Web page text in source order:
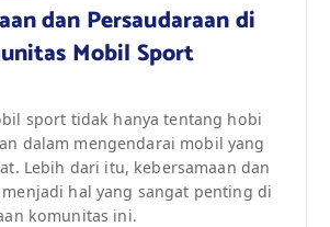
dan Persaudaraan di
Mobil Sport
sport tidak hanya tentang hobi
dalam mengendarai mobil yang
Lebih dari itu, kebersamaan dan
hal yang sangat penting di
komunitas ini.